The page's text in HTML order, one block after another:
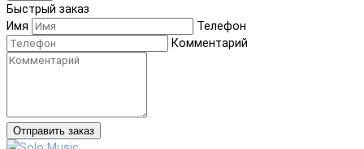
Быстрый заказ
Имя
Телефон
Комментарий
Отправить заказ